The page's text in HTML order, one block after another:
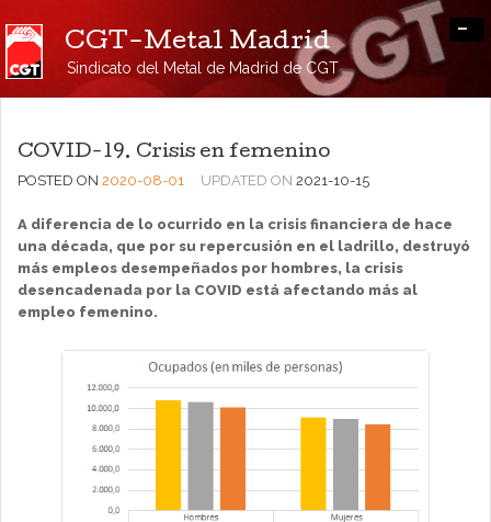
CGT-Metal Madrid
Sindicato del Metal de Madrid de CGT
-
COVID-19. Crisis en femenino
POSTED ON 2020-08-01 UPDATED ON 2021-10-15
A diferencia de lo ocurrido en la crisis financiera de hace
una década, que por su repercusión en el ladrillo, destruyó
más empleos desempeñados por hombres, la crisis
desencadenada por la COVID está afectando más al
empleo femenino.